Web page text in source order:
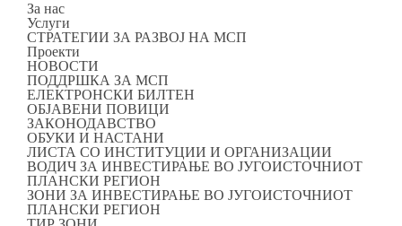
За нас
Услуги
СТРАТЕГИИ ЗА РАЗВОЈ НА МСП
Проекти
НОВОСТИ
ПОДДРШКА ЗА МСП
ЕЛЕКТРОНСКИ БИЛТЕН
ОБЈАВЕНИ ПОВИЦИ
ЗАКОНОДАВСТВО
ОБУКИ И НАСТАНИ
ЛИСТА СО ИНСТИТУЦИИ И ОРГАНИЗАЦИИ
ВОДИЧ ЗА ИНВЕСТИРАЊЕ ВО ЈУГОИСТОЧНИОТ
ПЛАНСКИ РЕГИОН
ЗОНИ ЗА ИНВЕСТИРАЊЕ ВО ЈУГОИСТОЧНИОТ
ПЛАНСКИ РЕГИОН
ПАТНА МРЕЖА
Категорија:ЈУГОИСТОЧЕН РЕГИОН
ЈУГОИСТОЧЕН РЕГИОН
ПАТНА МРЕЖА
Јавните патишта, според нивното државно, економско,